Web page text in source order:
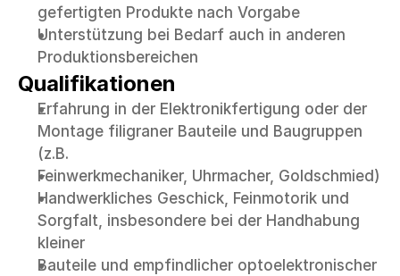
gefertigten Produkte nach Vorgabe
Unterstützung bei Bedarf auch in anderen
Produktionsbereichen
Qualifikationen
Erfahrung in der Elektronikfertigung oder der
Montage filigraner Bauteile und Baugruppen
(z.B.
Feinwerkmechaniker, Uhrmacher, Goldschmied)
Handwerkliches Geschick, Feinmotorik und
Sorgfalt, insbesondere bei der Handhabung
kleiner
Bauteile und empfindlicher optoelektronischer